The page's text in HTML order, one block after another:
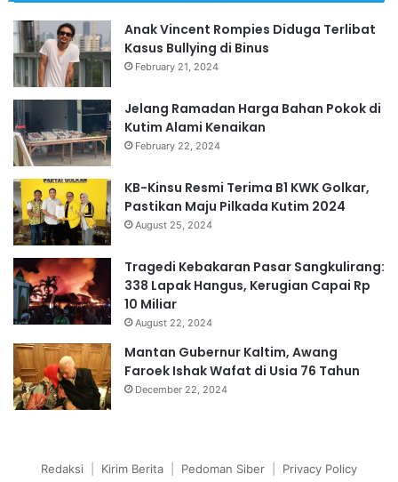
Anak Vincent Rompies Diduga Terlibat
Kasus Bullying di Binus
February 21, 2024
Jelang Ramadan Harga Bahan Pokok di
Kutim Alami Kenaikan
February 22, 2024
KB-Kinsu Resmi Terima B1 KWK Golkar,
Pastikan Maju Pilkada Kutim 2024
August 25, 2024
Tragedi Kebakaran Pasar Sangkulirang:
338 Lapak Hangus, Kerugian Capai Rp
10 Miliar
August 22, 2024
Mantan Gubernur Kaltim, Awang
Faroek Ishak Wafat di Usia 76 Tahun
December 22, 2024
Redaksi Kirim Berita Pedoman Siber Privacy Policy